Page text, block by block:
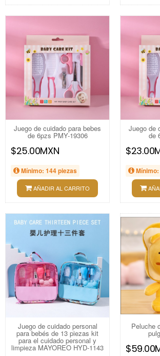
Juego de cuidado para bebes
de 6pzs PMY-19306
$25.00MXN
Mínimo: 144 piezas
AÑADIR AL CARRITO
Juego de
de
Juego de cuidado personal
para bebés de 13 piezas kit
para el cuidado personal y
limpieza MAYOREO HYD-1143
Peluche